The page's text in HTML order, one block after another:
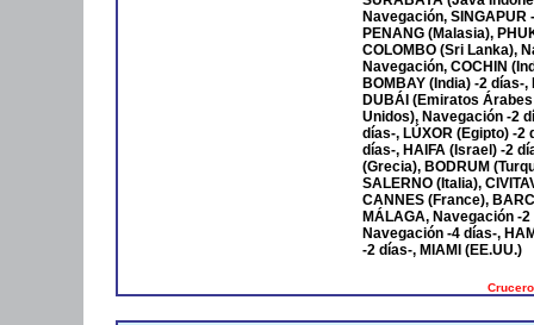
Navegación, SINGAPUR
PENANG (Malasia),
COLOMBO (Sri Lanka),
Navegación, COCHIN
BOMBAY (India) -2 días-
DUBÁI (Emiratos
Unidos), Navegación -2
días-, LÚXOR (Egipto) -
días-, HAIFA (Israel) -2
(Grecia), BODRUM
SALERNO (Italia),
CANNES (France),
MÁLAGA, Navegación -
Navegación -4 días-,
-2 días-, MIAMI (EE.UU.)